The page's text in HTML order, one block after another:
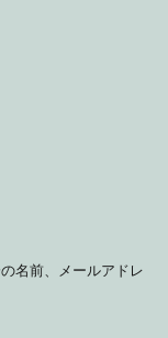
名前、メールアドレ